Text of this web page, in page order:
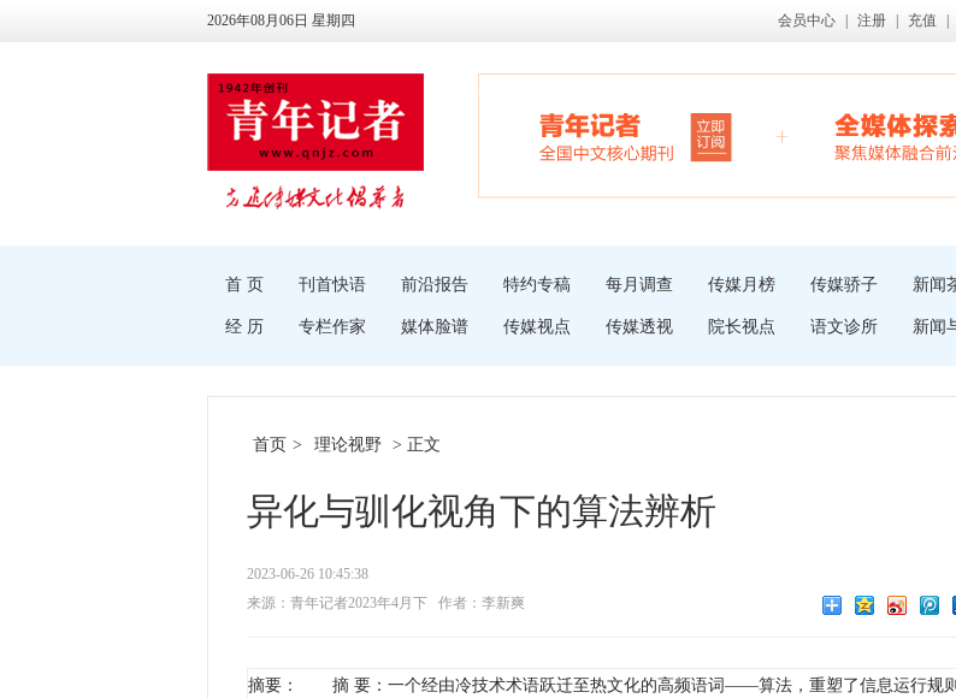
2026年08月06日 星期四 会员中心 注册 充值
首 页 刊首快语 前沿报告 特约专稿 每月调查 传媒月榜 传媒骄子 新闻
经 历 专栏作家 媒体脸谱 传媒视点 传媒透视 院长视点 语文诊所 新闻
首页 > 理论视野 > 正文
异化与驯化视角下的算法辨析
2023-06-26 10:45:38
来源：青年记者2023年4月下
作者：李新爽
摘要： 摘 要：一个经由冷技术术语跃迁至热文化的高频语词——算法，重塑了信息运行规